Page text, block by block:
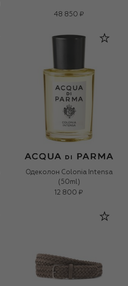
48 850 ₽
Одеколон Colonia Intensa
(50ml)
12 800 ₽